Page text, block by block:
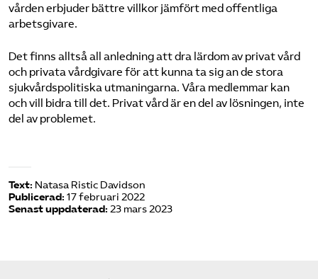
vården erbjuder bättre villkor jämfört med offentliga
arbetsgivare.
Det finns alltså all anledning att dra lärdom av privat vård
och privata vårdgivare för att kunna ta sig an de stora
sjukvårdspolitiska utmaningarna. Våra medlemmar kan
och vill bidra till det. Privat vård är en del av lösningen, inte
del av problemet.
Text: Natasa Ristic Davidson
Publicerad: 17 februari 2022
Senast uppdaterad: 23 mars 2023